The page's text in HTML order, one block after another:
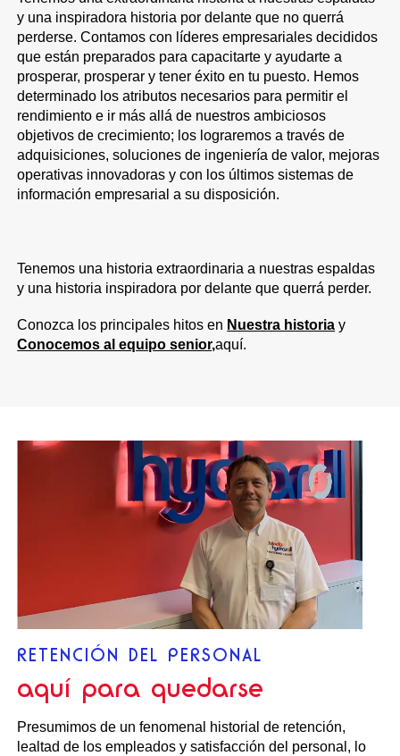
y una inspiradora historia por delante que no querrá
perderse. Contamos con líderes empresariales decididos
que están preparados para capacitarte y ayudarte a
prosperar, prosperar y tener éxito en tu puesto. Hemos
determinado los atributos necesarios para permitir el
rendimiento e ir más allá de nuestros ambiciosos
objetivos de crecimiento; los lograremos a través de
adquisiciones, soluciones de ingeniería de valor, mejoras
operativas innovadoras y con los últimos sistemas de
información empresarial a su disposición.
Tenemos una historia extraordinaria a nuestras espaldas
y una historia inspiradora por delante que querrá perder.
Conozca los principales hitos en Nuestra historia y
Conocemos al equipo senior,aquí.
RETENCIÓN DEL PERSONAL
aquí para quedarse
Presumimos de un fenomenal historial de retención,
lealtad de los empleados y satisfacción del personal, lo